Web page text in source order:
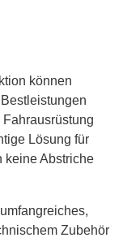
können
Lösung für
keine Abstriche
Zubehör